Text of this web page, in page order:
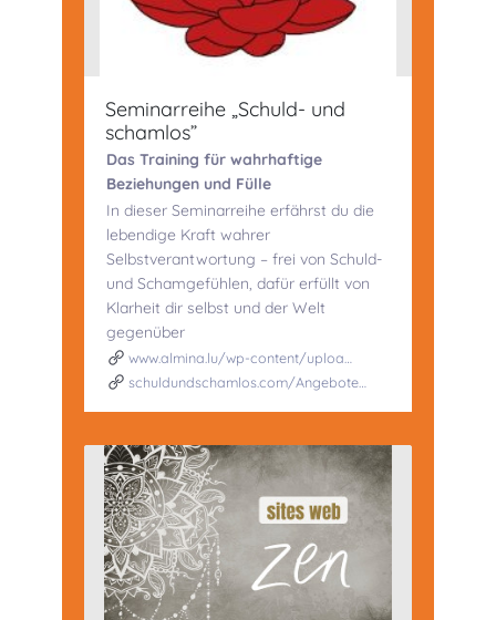
Seminarreihe „Schuld- und
schamlos”
Das Training für wahrhaftige
Beziehungen und Fülle
In dieser Seminarreihe erfährst du die
lebendige Kraft wahrer
Selbstverantwortung – frei von Schuld-
und Schamgefühlen, dafür erfüllt von
Klarheit dir selbst und der Welt
gegenüber
www.almina.lu/wp-content/uploa…
schuldundschamlos.com/Angebote…